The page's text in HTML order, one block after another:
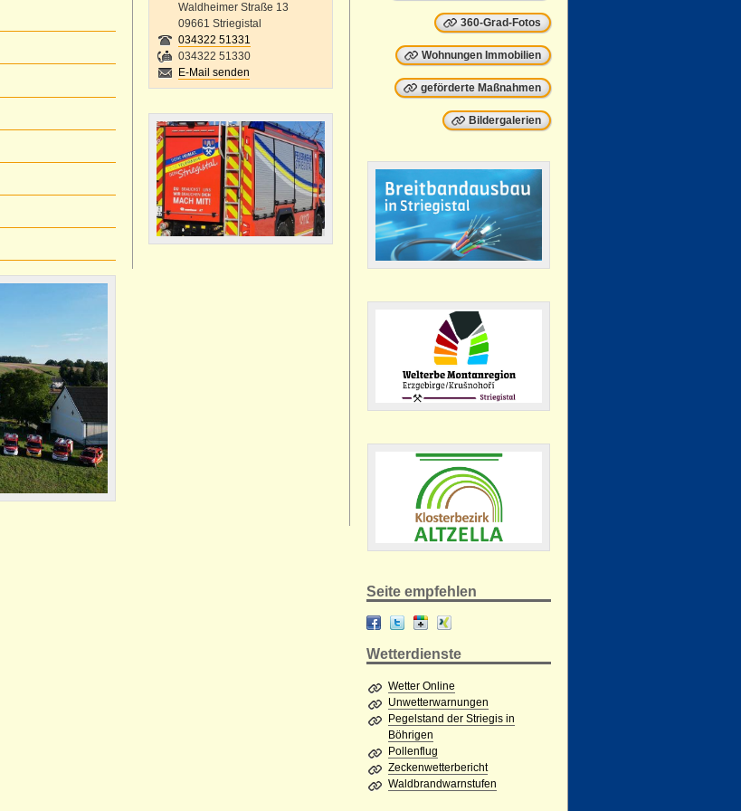
Waldheimer Straße 13
09661 Striegistal
034322 51331
034322 51330
E-Mail senden
360-Grad-Fotos
Wohnungen Immobilien
geförderte Maßnahmen
Bildergalerien
Seite empfehlen
Wetterdienste
Wetter Online
Unwetterwarnungen
Pegelstand der Striegis in
Böhrigen
Pollenflug
Zeckenwetterbericht
Waldbrandwarnstufen